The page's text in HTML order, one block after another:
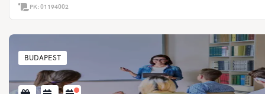
PK:01194002
BUDAPEST